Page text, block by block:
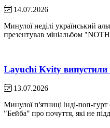
14.07.2026
Минулої неділі український
презентував мініальбом
Layuchi Kvity випустили
13.07.2026
Минулої п'ятниці інді-поп-
"Бейба" про почуття, які не